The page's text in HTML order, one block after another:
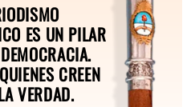
ES UN PILAR
CREEN
VERDAD.